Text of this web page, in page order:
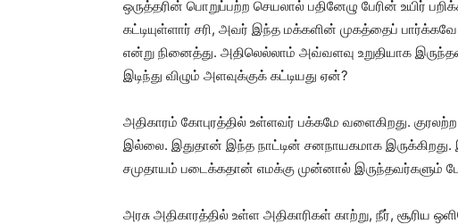
ஒருத்தரின் பொறுப்பற்ற செயலால் பதினேழு பேரின் உயிர்
கட்டியுள்ளார் சரி, அவர் இந்த மக்களின் முகத்தைப்
என்று நினைத்து. அதிலெல்லாம் அவ்வளவு உறுதியாக
இடிந்து விழும் அளவுக்குக் கட்டியது ஏன்?
அதிகாரம் கோபுரத்தில் உள்ளவர் பக்கமே வளைகிறது.
இல்லை. இதுதான் இந்த நாட்டின் சனநாயகமாக
சமுதாயம் படைக்கதான் எமக்கு முன்னால் இருந்தவர்களும்
அரசு அதிகாரத்தில் உள்ள அதிகாரிகள் காற்று, நீர், சூரிய